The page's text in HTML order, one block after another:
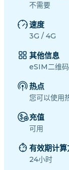
不需要
速度
3G / 4G
其他信息
eSIM二维码
热点
您可以使用
充值
可用
有效期计算
24小时